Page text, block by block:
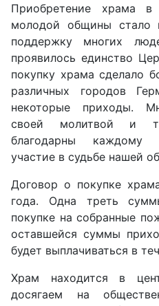
Приобретение храма
молодой общины стало
поддержку многих
проявилось единство
покупку храма сделало
различных городов
некоторые приходы.
своей молитвой и
благодарны каждому
участие в судьбе нашей
Договор о покупке
года. Одна треть
покупке на собранные
оставшейся суммы
будет выплачиваться в
Храм находится в
досягаем на